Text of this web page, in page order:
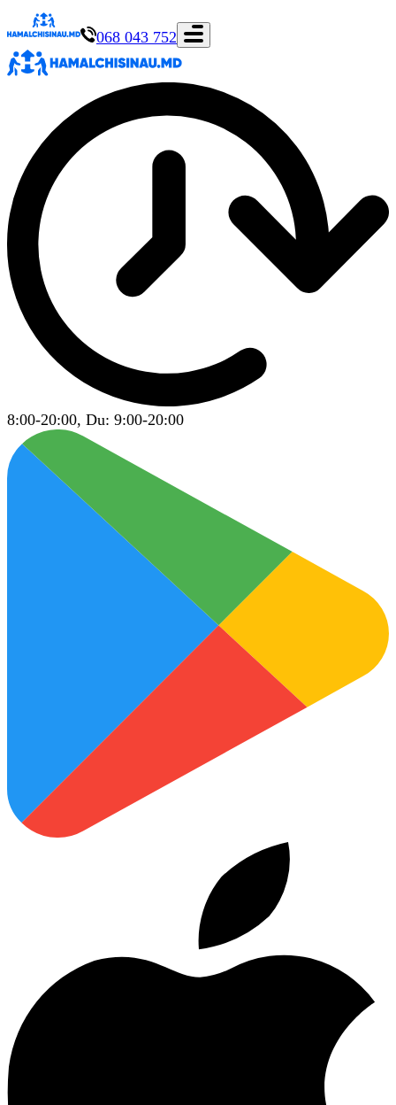
068 043 752
8:00-20:00, Du: 9:00-20:00